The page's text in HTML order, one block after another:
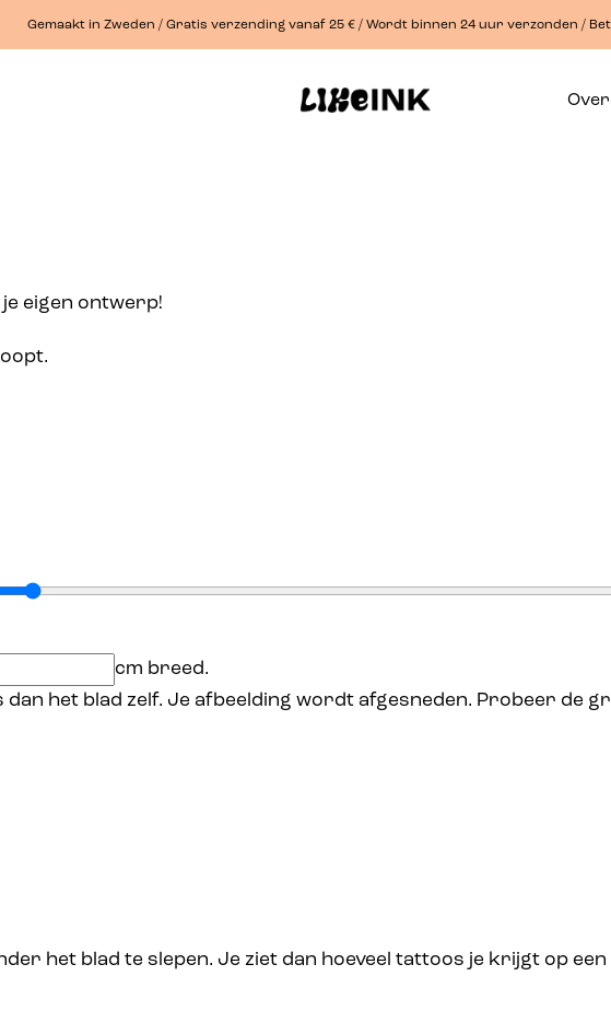
Gemaakt in Zweden / Gratis verzending vanaf 25 € / Wordt binnen 24 uur verzonden /
eigen ontwerp!
cm breed.
het blad zelf. Je afbeelding wordt afgesneden. Probeer de
het blad te slepen. Je ziet dan hoeveel tattoos je krijgt op een